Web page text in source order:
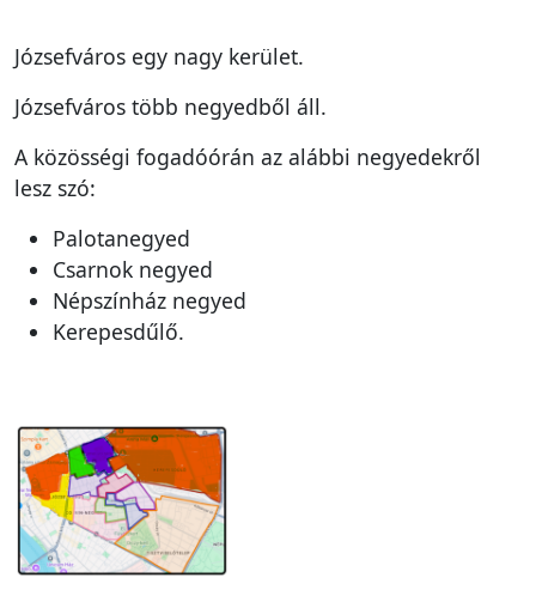
Józsefváros egy nagy kerület.
Józsefváros több negyedből áll.
A közösségi fogadóórán az alábbi negyedekről
lesz szó:
Palotanegyed
Csarnok negyed
Népszínház negyed
Kerepesdűlő.